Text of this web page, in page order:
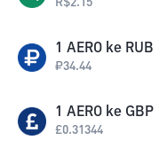
R$2.15
1 AERO ke RUB
₽34.44
1 AERO ke GBP
£0.31344